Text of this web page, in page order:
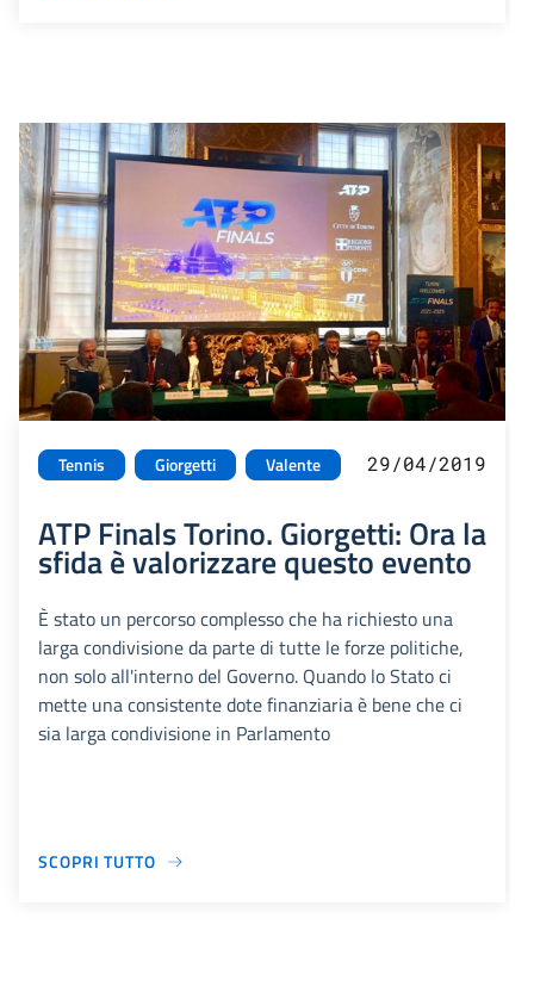
Tennis Giorgetti Valente 29/04/2019
ATP Finals Torino. Giorgetti: Ora la
sfida è valorizzare questo evento
È stato un percorso complesso che ha richiesto una
larga condivisione da parte di tutte le forze politiche,
non solo all'interno del Governo. Quando lo Stato ci
mette una consistente dote finanziaria è bene che ci
sia larga condivisione in Parlamento
SCOPRI TUTTO